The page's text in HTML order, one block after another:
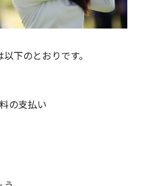
下のとおりです。
の支払い